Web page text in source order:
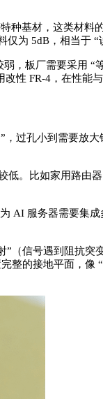
种基材，这类材料
为 5dB，相当于 “
，板厂需要采用 “
性 FR-4，在性能与
，过孔小到需要放
低。比如家用路由
AI 服务器需要集
”（信号遇到阻抗突
整的接地平面，像